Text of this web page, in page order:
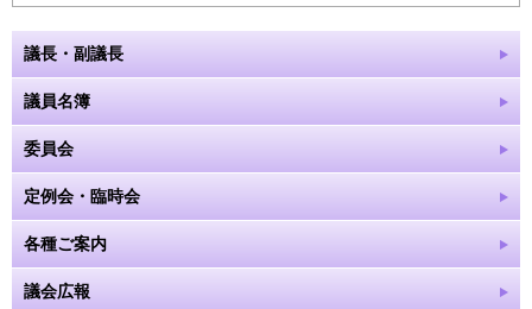
議長・副議長
議員名簿
委員会
定例会・臨時会
各種ご案内
議会広報